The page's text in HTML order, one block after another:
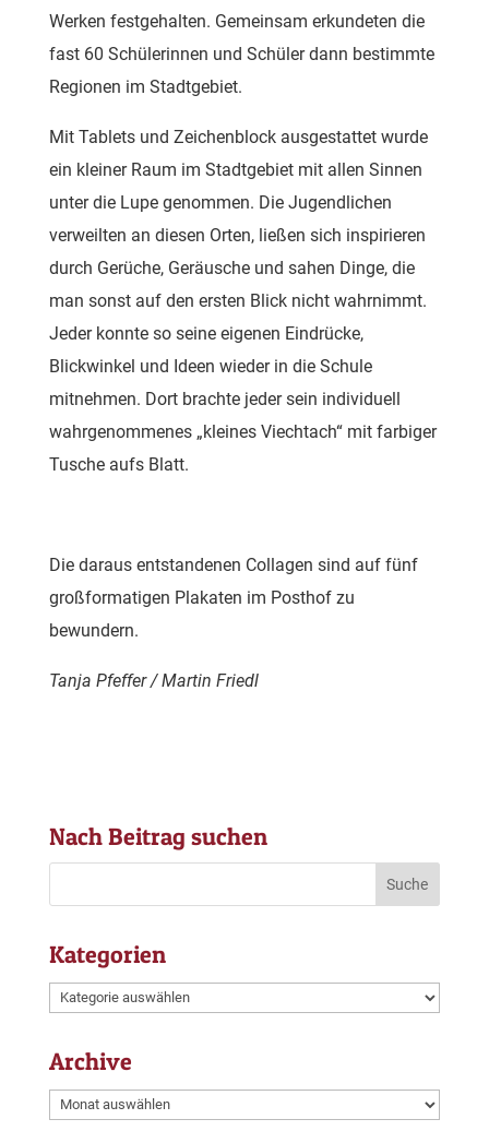
Werken festgehalten. Gemeinsam erkundeten die
fast 60 Schülerinnen und Schüler dann bestimmte
Regionen im Stadtgebiet.
Mit Tablets und Zeichenblock ausgestattet wurde
ein kleiner Raum im Stadtgebiet mit allen Sinnen
unter die Lupe genommen. Die Jugendlichen
verweilten an diesen Orten, ließen sich inspirieren
durch Gerüche, Geräusche und sahen Dinge, die
man sonst auf den ersten Blick nicht wahrnimmt.
Jeder konnte so seine eigenen Eindrücke,
Blickwinkel und Ideen wieder in die Schule
mitnehmen. Dort brachte jeder sein individuell
wahrgenommenes „kleines Viechtach“ mit farbiger
Tusche aufs Blatt.
Die daraus entstandenen Collagen sind auf fünf
großformatigen Plakaten im Posthof zu
bewundern.
Tanja Pfeffer / Martin Friedl
Nach Beitrag suchen
Kategorien
Kategorien
Archive
Archive